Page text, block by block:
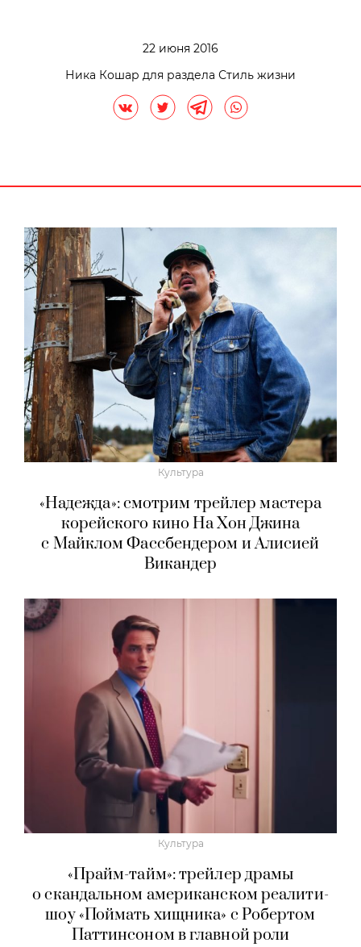
22 июня 2016
Ника Кошар для раздела Стиль жизни
Культура
«Надежда»: смотрим трейлер мастера
корейского кино На Хон Джина
с Майклом Фассбендером и Алисией
Викандер
Культура
«Прайм-тайм»: трейлер драмы
о скандальном американском реалити-
шоу «Поймать хищника» с Робертом
Паттинсоном в главной роли